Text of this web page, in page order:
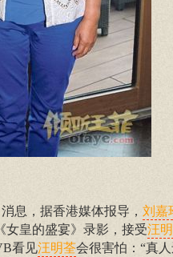
息，据香港媒体报导， 刘嘉
女皇的盛宴》录影，接受汪
看见汪明荃会很害怕：“真